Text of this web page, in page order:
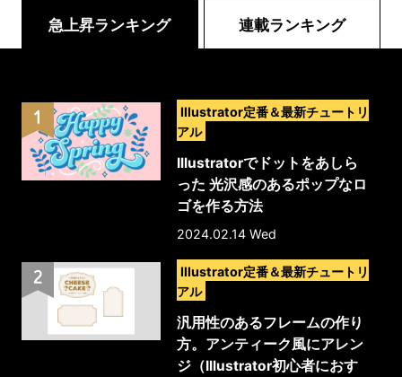
急上昇ランキング
Illustrator定番＆最新チュートリ
アル
Illustratorでドットをあしら
った 光沢感のあるポップなロ
ゴを作る方法
2024.02.14 Wed
Illustrator定番＆最新チュートリ
アル
汎用性のあるフレームの作り
方。アンティーク風にアレン
ジ（Illustrator初心者におす
連載ランキング